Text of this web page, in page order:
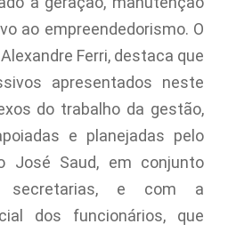
ao empreendedorismo. O
Ferri, destaca que
apresentados neste
do trabalho da gestão,
e planejadas pelo
José Saud, em conjunto
secretarias, e com a
dos funcionários, que